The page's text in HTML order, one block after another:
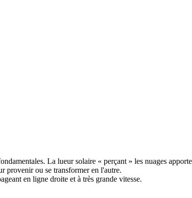
La lueur solaire « perçant » les nuages
provenir ou se transformer en l'autre.
en ligne droite et à très grande vitesse.